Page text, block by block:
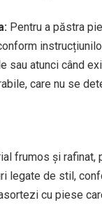
Pentru a păstra
sau atunci când
care nu se
frumos și
legate de stil,
cu piese